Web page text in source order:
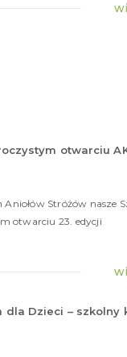
otwarciu
Stróżów nasze
otwarciu 23. edycji
dla Dzieci – szkolny